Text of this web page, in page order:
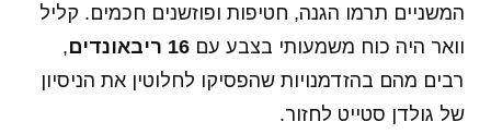
המשניים תרמו הגנה, חטיפות ופוזשנים חכמים. קליל
וואר היה כוח משמעותי בצבע עם 16 ריבאונדים
,
רבים מהם בהזדמנויות שהפסיקו לחלוטין את הניסיון
של גולדן סטייט לחזור.